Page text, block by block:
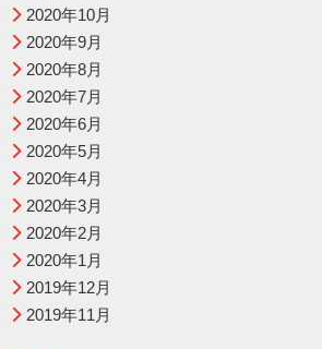
2020年10月
2020年9月
2020年8月
2020年7月
2020年6月
2020年5月
2020年4月
2020年3月
2020年2月
2020年1月
2019年12月
2019年11月